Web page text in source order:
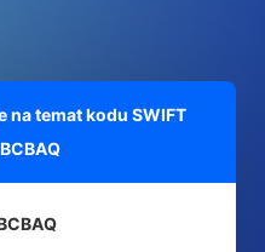
na temat kodu SWIFT